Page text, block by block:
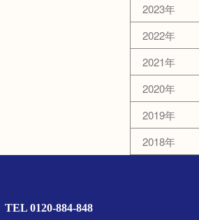
2023年
2022年
2021年
2020年
2019年
2018年
TEL 0120-884-848